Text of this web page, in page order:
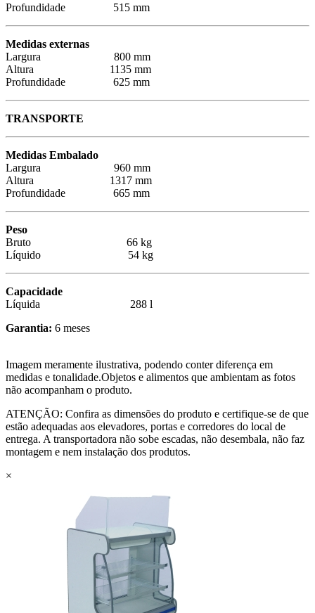
Profundidade 515 mm
Medidas externas
Largura 800 mm
Altura 1135 mm
Profundidade 625 mm
TRANSPORTE
Medidas Embalado
Largura 960 mm
Altura 1317 mm
Profundidade 665 mm
Peso
Bruto 66 kg
Líquido 54 kg
Capacidade
Líquida 288 l
Garantia: 6 meses
Imagem meramente ilustrativa, podendo conter diferença em
medidas e tonalidade.Objetos e alimentos que ambientam as fotos
não acompanham o produto.
ATENÇÃO: Confira as dimensões do produto e certifique-se de que
estão adequadas aos elevadores, portas e corredores do local de
entrega. A transportadora não sobe escadas, não desembala, não faz
montagem e nem instalação dos produtos.
×